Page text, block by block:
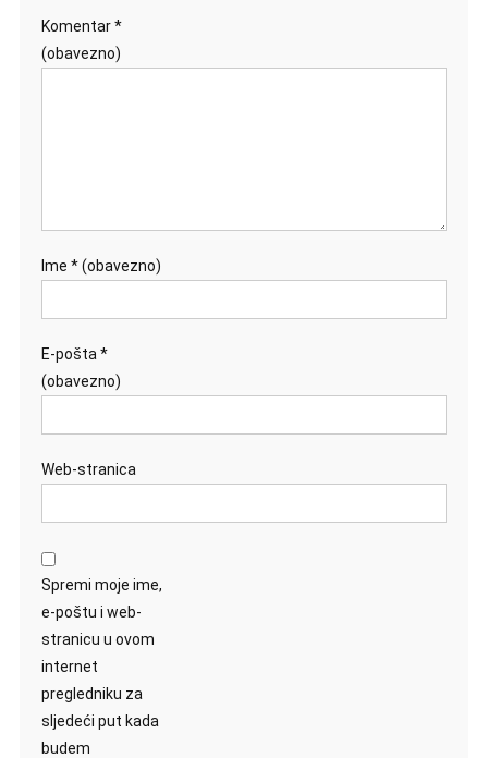
Komentar*
(obavezno)
Ime * (obavezno)
E-pošta *
(obavezno)
Web-stranica
Spremi moje ime,
e-poštu i web-
stranicu u ovom
internet
pregledniku za
sljedeći put kada
budem